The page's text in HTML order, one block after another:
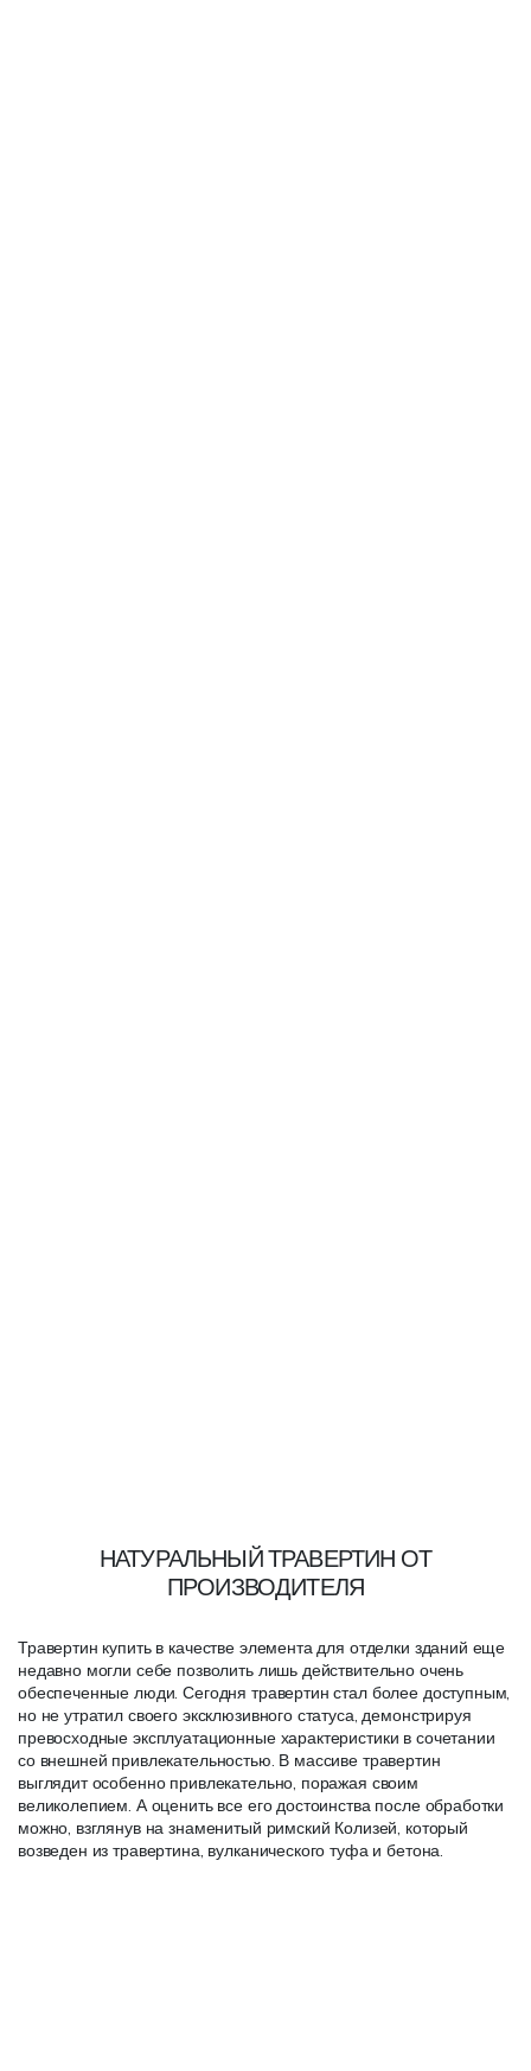
НАТУРАЛЬНЫЙ ТРАВЕРТИН ОТ
ПРОИЗВОДИТЕЛЯ
Травертин купить в качестве элемента для отделки зданий еще
недавно могли себе позволить лишь действительно очень
обеспеченные люди. Сегодня травертин стал более доступным,
но не утратил своего эксклюзивного статуса, демонстрируя
превосходные эксплуатационные характеристики в сочетании
со внешней привлекательностью. В массиве травертин
выглядит особенно привлекательно, поражая своим
великолепием. А оценить все его достоинства после обработки
можно, взглянув на знаменитый римский Колизей, который
возведен из травертина, вулканического туфа и бетона.